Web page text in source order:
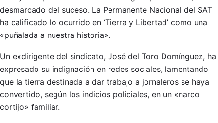
desmarcado del suceso. La Permanente Nacional del SAT
ha calificado lo ocurrido en ‘Tierra y Libertad’ como una
«puñalada a nuestra historia».
Un exdirigente del sindicato, José del Toro Domínguez, ha
expresado su indignación en redes sociales, lamentando
que la tierra destinada a dar trabajo a jornaleros se haya
convertido, según los indicios policiales, en un «narco
cortijo» familiar.